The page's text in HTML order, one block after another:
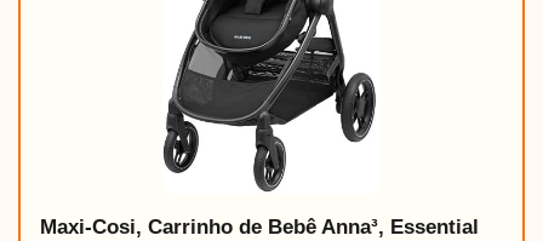
Maxi-Cosi, Carrinho de Bebê Anna³, Essential